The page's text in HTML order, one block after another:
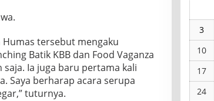
Humas tersebut mengaku
Batik KBB dan Food Vaganza
Ia juga baru pertama kali
Saya berharap acara serupa
tuturnya.
3
10
17
24